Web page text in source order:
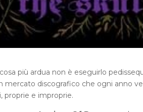
più ardua non è eseguirlo
discografico che ogni anno
proprie e improprie.